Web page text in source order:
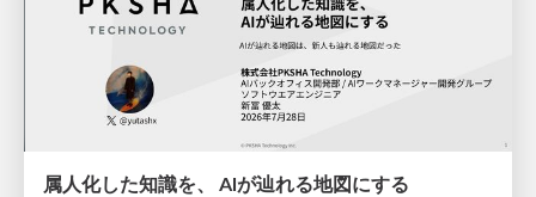
属人化した知識を、 AIが辿れる地図にする